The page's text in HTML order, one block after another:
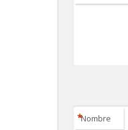
Nombre
*